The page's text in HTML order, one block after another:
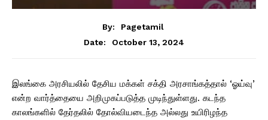
By:
Pagetamil
Date:
October 13, 2024
இலங்கை அரசியலில் தேசிய மக்கள் சக்தி அரசாங்கத்தால் ‘ஓய்வு’
என்ற வார்த்தையை அறிமுகப்படுத்த முடிந்துள்ளது. கடந்த
காலங்களில் தேர்தலில் தோல்வியடைந்த அல்லது உயிரிழந்த